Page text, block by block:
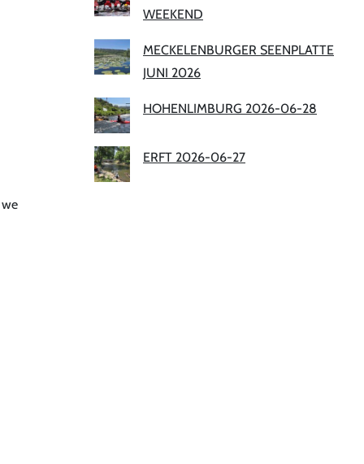
WEEKEND
MECKELENBURGER SEENPLATTE
JUNI 2026
HOHENLIMBURG 2026-06-28
ERFT 2026-06-27